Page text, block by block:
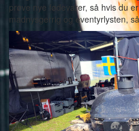
prøve nye fødevarer, så hvis du
madnysgerrig og eventyrlysten,